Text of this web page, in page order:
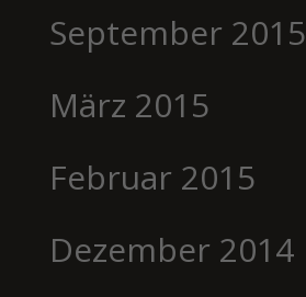
September 2015
März 2015
Februar 2015
Dezember 2014